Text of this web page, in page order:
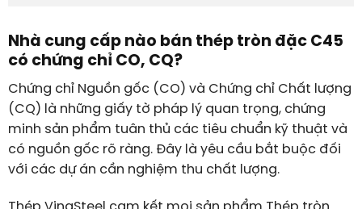
Nhà cung cấp nào bán thép tròn đặc C45
có chứng chỉ CO, CQ?
Chứng chỉ Nguồn gốc (CO) và Chứng chỉ Chất lượng
(CQ) là những giấy tờ pháp lý quan trọng, chứng
minh sản phẩm tuân thủ các tiêu chuẩn kỹ thuật và
có nguồn gốc rõ ràng. Đây là yêu cầu bắt buộc đối
với các dự án cần nghiệm thu chất lượng.